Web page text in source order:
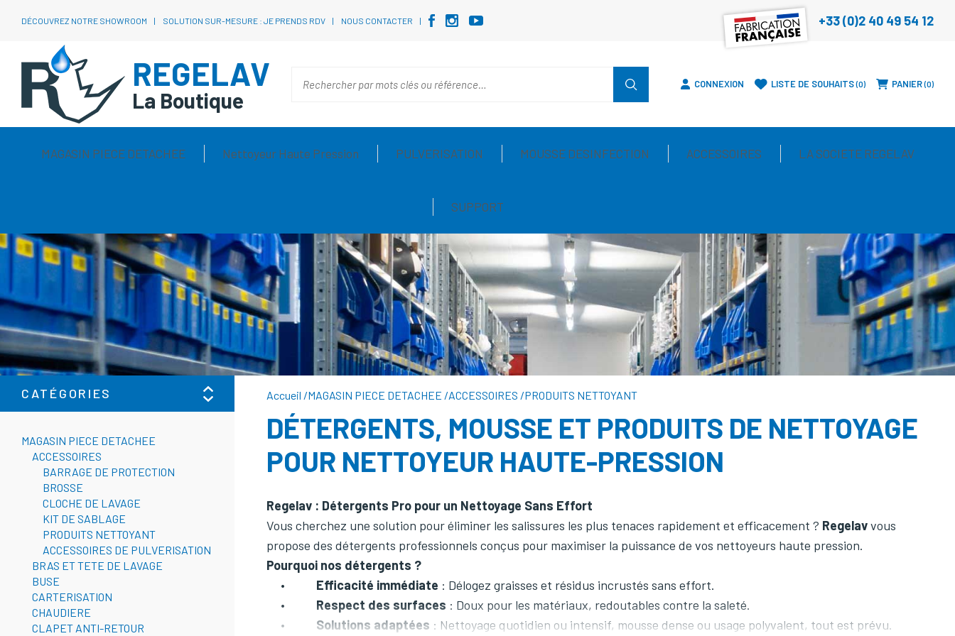
DÉCOUVREZ NOTRE SHOWROOM SOLUTION SUR-MESURE : JE PRENDS RDV NOUS CONTACTER +33 (0)2 40 49 54 12
REGELAV
La Boutique
CONNEXION LISTE DE SOUHAITS 0 PANIER 0
MAGASIN PIECE DETACHEE Nettoyeur Haute Pression PULVERISATION MOUSSE DESINFECTION ACCESSOIRES LA SOCIETE REGELAV
SUPPORT
Accueil /MAGASIN PIECE DETACHEE /ACCESSOIRES /PRODUITS NETTOYANT
CATÉGORIES
MAGASIN PIECE DETACHEE
ACCESSOIRES
BARRAGE DE PROTECTION
BROSSE
CLOCHE DE LAVAGE
KIT DE SABLAGE
PRODUITS NETTOYANT
ACCESSOIRES DE PULVERISATION
BRAS ET TETE DE LAVAGE
BUSE
CARTERISATION
CHAUDIERE
CLAPET ANTI-RETOUR
DÉTERGENTS, MOUSSE ET PRODUITS DE NETTOYAGE
POUR NETTOYEUR HAUTE-PRESSION
Regelav : Détergents Pro pour un Nettoyage Sans Effort
Vous cherchez une solution pour éliminer les salissures les plus tenaces rapidement et efficacement ? Regelavvous
propose des détergents professionnels conçus pour maximiser la puissance de vos nettoyeurs haute pression.
Pourquoi nos détergents ?
•
Efficacité immédiate : Délogez graisses et résidus incrustés sans effort.
•
Respect des surfaces : Doux pour les matériaux, redoutables contre la saleté.
•
Solutions adaptées : Nettoyage quotidien ou intensif, mousse dense ou usage polyvalent, tout est prévu.